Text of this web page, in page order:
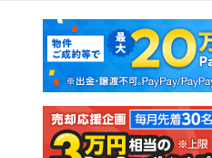
新築マンション
新築一戸建て
注文住宅
マンションカタログ